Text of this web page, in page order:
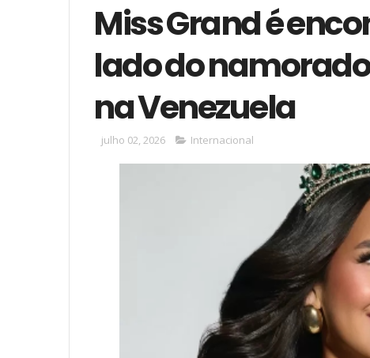
Miss Grand é
lado do
na Venezuela
julho 02, 2026 Internacional